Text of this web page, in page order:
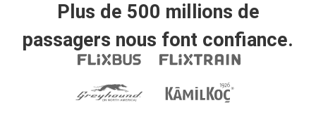
Plus de 500 millions de
passagers nous font confiance.